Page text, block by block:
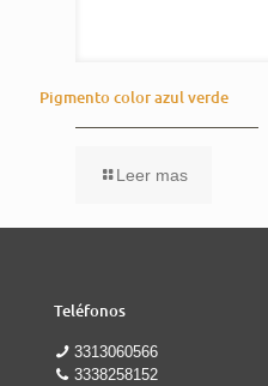
Pigmento color azul verde
Leer mas
Teléfonos
3313060566
3338258152